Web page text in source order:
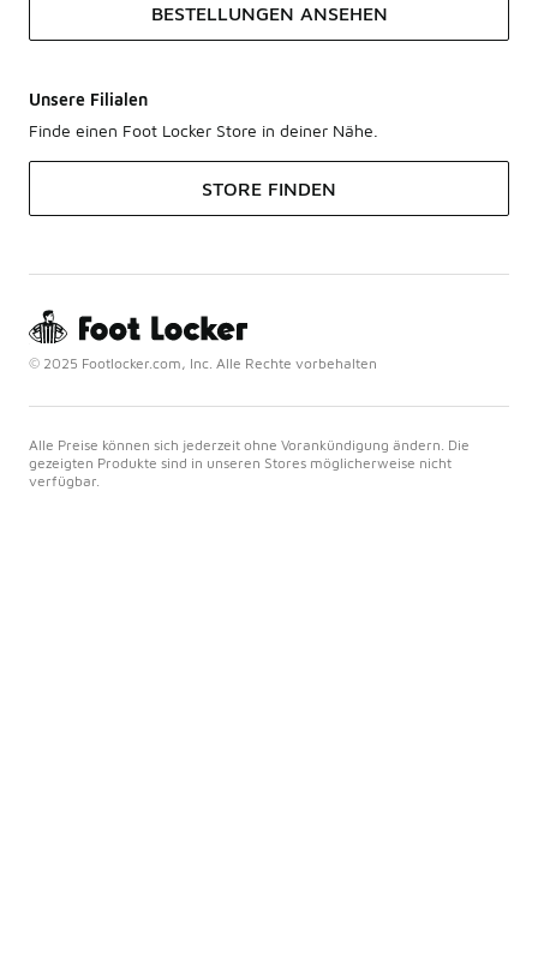
BESTELLUNGEN ANSEHEN
Unsere Filialen
Finde einen Foot Locker Store in deiner Nähe.
STORE FINDEN
© 2025 Footlocker.com, Inc. Alle Rechte vorbehalten
Alle Preise können sich jederzeit ohne Vorankündigung ändern. Die
gezeigten Produkte sind in unseren Stores möglicherweise nicht
verfügbar.